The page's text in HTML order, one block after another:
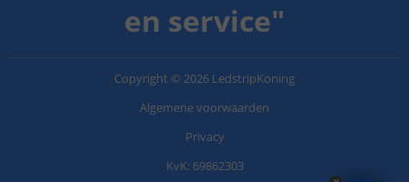
en service"
Copyright © 2026 LedstripKoning
Algemene voorwaarden
Privacy
KvK: 69862303